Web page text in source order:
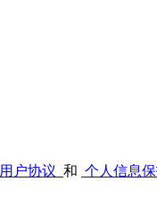
用户协议 和 个人信息